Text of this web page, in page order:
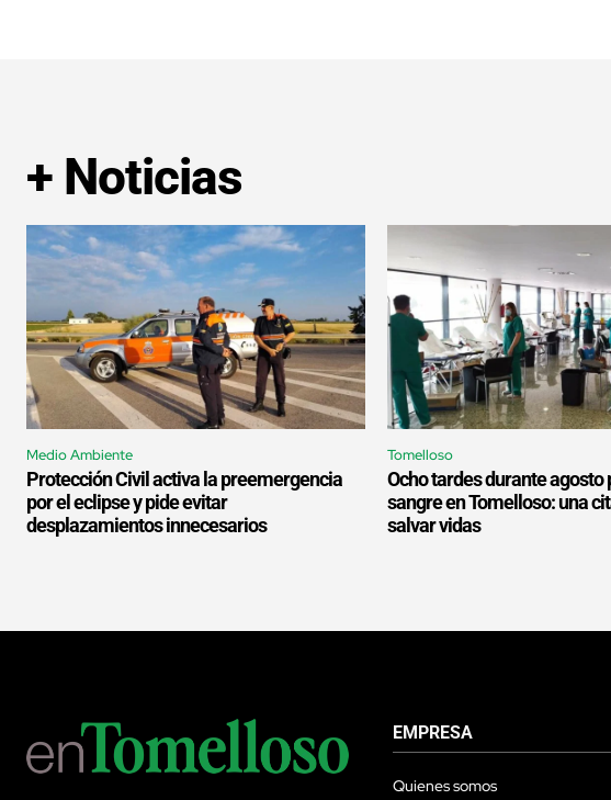
+ Noticias
Medio Ambiente
Protección Civil activa la preemergencia
por el eclipse y pide evitar
desplazamientos innecesarios
Tomelloso
Ocho tardes durante agosto
sangre en Tomelloso: una
salvar vidas
EMPRESA
Quienes somos